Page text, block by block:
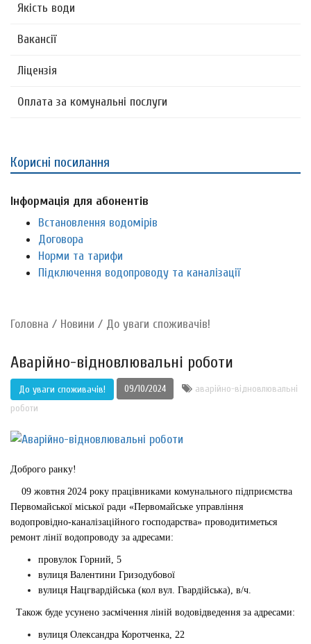
Якість води
Вакансії
Ліцензія
Оплата за комунальні послуги
Корисні посилання
Інформація для абонентів
Встановлення водомірів
Договора
Норми та тарифи
Підключення водопроводу та каналізації
Головна / Новини / До уваги споживачів!
Аварійно-відновлювальні роботи
До уваги споживачів! 09/10/2024
аварійно-відновлювальні
роботи
Доброго ранку!
09 жовтня 2024 року працівниками комунального підприємства
Первомайської міської ради «Первомайське управління
водопровідно-каналізаційного господарства» проводитиметься
ремонт лінії водопроводу за адресами:
провулок Горний, 5
вулиця Валентини Гризодубової
вулиця Нацгвардійська (кол вул. Гвардійська), в/ч.
Також буде усунено засмічення ліній водовідведення за адресами:
вулиця Олександра Коротченка, 22